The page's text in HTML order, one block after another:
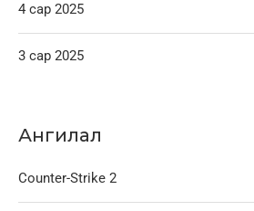
4 сар 2025
3 сар 2025
Ангилал
Counter-Strike 2